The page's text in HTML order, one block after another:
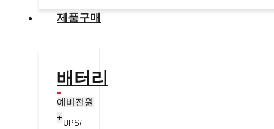
제품구매
배터리
예비전원
+
UPS/